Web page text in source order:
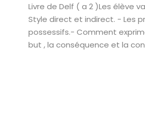
Livre de Delf ( a 2 )Les élève
Style direct et indirect. - Les
possessifs.- Comment
but , la conséquence et la